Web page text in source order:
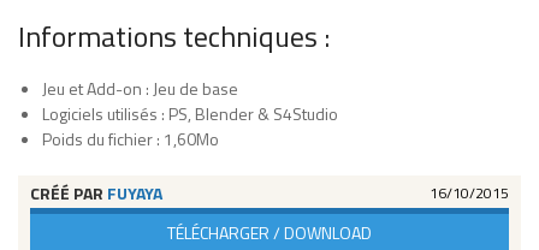
Informations techniques :
Jeu et Add-on : Jeu de base
Logiciels utilisés : PS, Blender & S4Studio
Poids du fichier : 1,60Mo
CRÉÉ PAR FUYAYA 16/10/2015
TÉLÉCHARGER / DOWNLOAD